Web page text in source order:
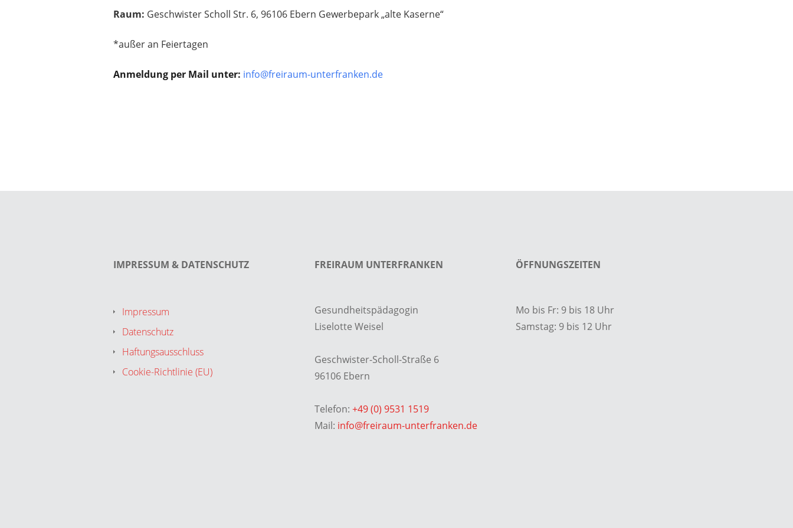
Raum: Geschwister Scholl Str. 6, 96106 Ebern Gewerbepark „alte Kaserne“
*außer an Feiertagen
Anmeldung per Mail unter: info@freiraum-unterfranken.de
IMPRESSUM & DATENSCHUTZ
Impressum
Datenschutz
Haftungsausschluss
Cookie-Richtlinie (EU)
FREIRAUM UNTERFRANKEN
Gesundheitspädagogin
Liselotte Weisel
Geschwister-Scholl-Straße 6
96106 Ebern
Telefon: +49 (0) 9531 1519
Mail: info@freiraum-unterfranken.de
ÖFFNUNGSZEITEN
Mo bis Fr: 9 bis 18 Uhr
Samstag: 9 bis 12 Uhr